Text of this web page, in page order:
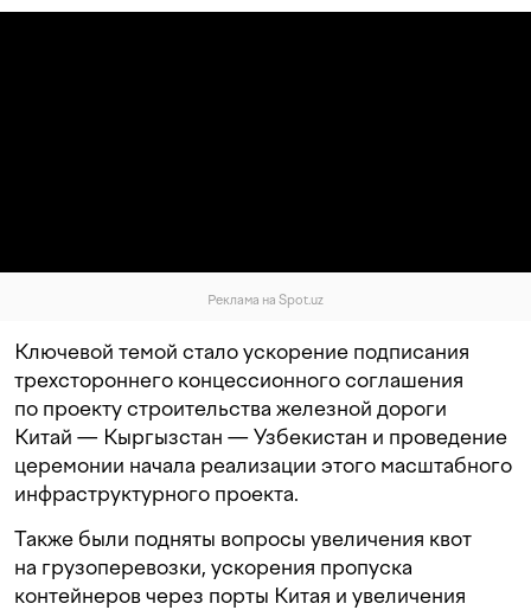
Реклама на Spot.uz
Ключевой темой стало ускорение подписания
трехстороннего концессионного соглашения
по проекту строительства железной дороги
Китай — Кыргызстан — Узбекистан и проведение
церемонии начала реализации этого масштабного
инфраструктурного проекта.
Также были подняты вопросы увеличения квот
на грузоперевозки, ускорения пропуска
контейнеров через порты Китая и увеличения